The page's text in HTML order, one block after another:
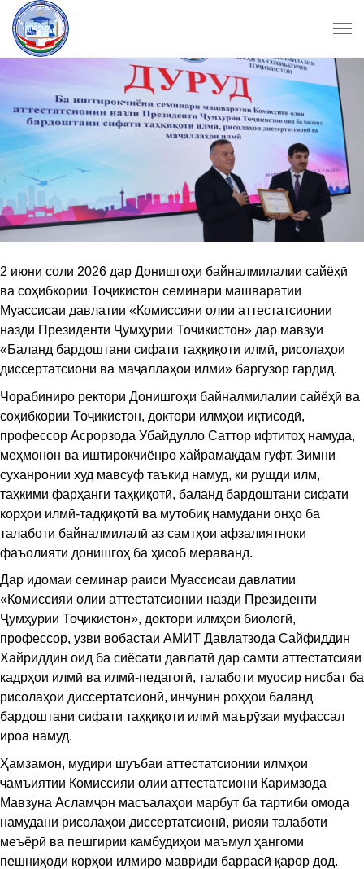
2 июни соли 2026 дар Донишгоҳи байналмилалии сайёҳӣ
ва соҳибкории Тоҷикистон семинари машваратии
Муассисаи давлатии «Комиссияи олии аттестатсионии
назди Президенти Ҷумҳурии Тоҷикистон» дар мавзуи
«Баланд бардоштани сифати таҳқиқоти илмӣ, рисолаҳои
диссертатсионӣ ва маҷаллаҳои илмӣ» баргузор гардид.
Чорабиниро ректори Донишгоҳи байналмилалии сайёҳӣ ва
соҳибкории Тоҷикистон, доктори илмҳои иқтисодӣ,
профессор Асрорзода Убайдулло Саттор ифтитоҳ намуда,
меҳмонон ва иштирокчиёнро хайрамақдам гуфт. Зимни
суханронии худ мавсуф таъкид намуд, ки рушди илм,
таҳкими фарҳанги таҳқиқотӣ, баланд бардоштани сифати
корҳои илмӣ-тадқиқотӣ ва мутобиқ намудани онҳо ба
талаботи байналмилалӣ аз самтҳои афзалиятноки
фаъолияти донишгоҳ ба ҳисоб мераванд.
Дар идомаи семинар раиси Муассисаи давлатии
«Комиссияи олии аттестатсионии назди Президенти
Ҷумҳурии Тоҷикистон», доктори илмҳои биологӣ,
профессор, узви вобастаи АМИТ Давлатзода Сайфиддин
Хайриддин оид ба сиёсати давлатӣ дар самти аттестатсияи
кадрҳои илмӣ ва илмӣ-педагогӣ, талаботи муосир нисбат ба
рисолаҳои диссертатсионӣ, инчунин роҳҳои баланд
бардоштани сифати таҳқиқоти илмӣ маърӯзаи муфассал
ироа намуд.
Ҳамзамон, мудири шуъбаи аттестатсионии илмҳои
ҷамъиятии Комиссияи олии аттестатсионӣ Каримзода
Мавзуна Асламҷон масъалаҳои марбут ба тартиби омода
намудани рисолаҳои диссертатсионӣ, риояи талаботи
меъёрӣ ва пешгирии камбудиҳои маъмул ҳангоми
пешниҳоди корҳои илмиро мавриди баррасӣ қарор дод.